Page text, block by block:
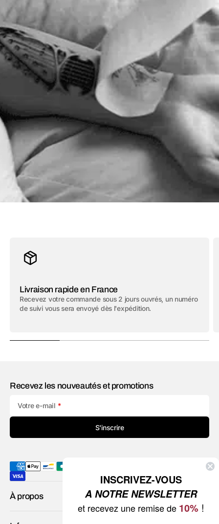
Livraison rapide en France
Recevez votre commande sous 2 jours ouvrés, un numéro
de suivi vous sera envoyé dès l'expédition.
Recevez les nouveautés et promotions
Votre e-mail
S'inscrire
À propos
INSCRIVEZ-VOUS
A NOTRE NEWSLETTER
et recevez une remise de 10%!